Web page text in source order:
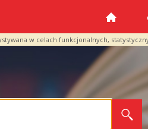
w celach funkcjonalnych,